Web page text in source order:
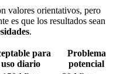
valores orientativos, pero
es que los resultados sean
.
para
uso diario
Problema
potencial